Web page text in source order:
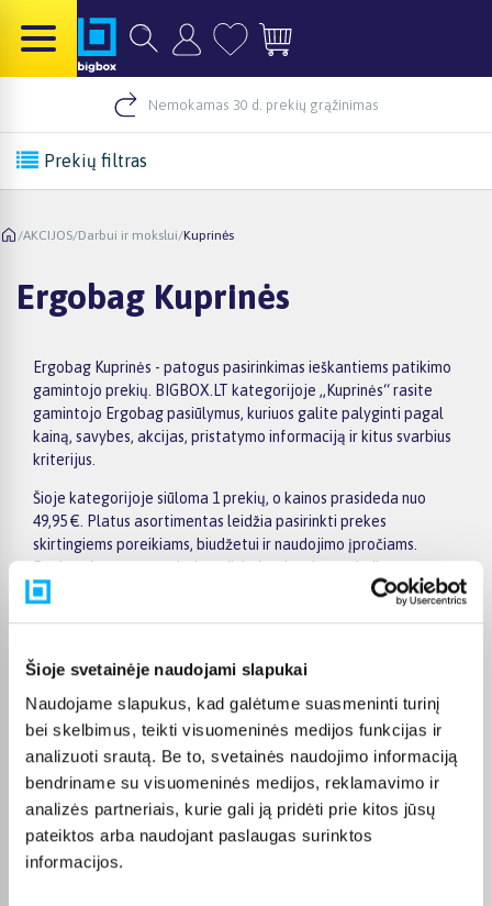
Šioje svetainėje naudojami slapukai
Naudojame slapukus, kad galėtume suasmeninti turinį
bei skelbimus, teikti visuomeninės medijos funkcijas ir
analizuoti srautą. Be to, svetainės naudojimo informaciją
bendriname su visuomeninės medijos, reklamavimo ir
analizės partneriais, kurie gali ją pridėti prie kitos jūsų
pateiktos arba naudojant paslaugas surinktos
informacijos.
Nemokamas 30 d. prekių grąžinimas
Prekių filtras
/AKCIJOS/Darbui ir mokslui/Kuprinės
Ergobag Kuprinės
Ergobag Kuprinės - patogus pasirinkimas ieškantiems patikimo
gamintojo prekių. BIGBOX.LT kategorijoje „Kuprinės“ rasite
gamintojo Ergobag pasiūlymus, kuriuos galite palyginti pagal
kainą, savybes, akcijas, pristatymo informaciją ir kitus svarbius
kriterijus.
Šioje kategorijoje siūloma 1 prekių, o kainos prasideda nuo
49,95 €. Platus asortimentas leidžia pasirinkti prekes
skirtingiems poreikiams, biudžetui ir naudojimo įpročiams.
Renkantis verta įvertinti ne tik kainą, bet ir pagrindines
savybes, funkcionalumą, komplektaciją, garantijos sąlygas bei
pasiūlymus ir patogiai palyginti Ergobag prekes tarpusavyje.
Atsižvelkite į jums svarbiausius kriterijus, pristatymo
informaciją ir prekės aprašymą, kad galėtumėte priimti patogų
ir apgalvotą sprendimą.
Palyginkite Ergobag prekes BIGBOX.LT ir išsirinkite
tinkamiausią variantą internetu.